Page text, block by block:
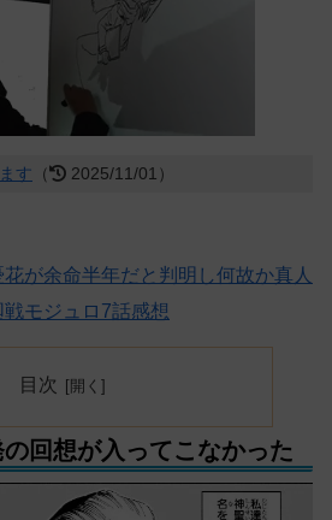
す （ 2025/11/01）
花が余命半年だと判明し何故か真人
モジュロ7話感想
目次
回想が入ってこなかった